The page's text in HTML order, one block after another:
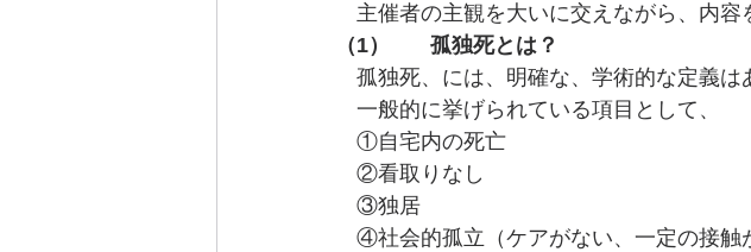
主催者の主観を大いに交えながら、内容
（1）	孤独死とは？
孤独死、には、明確な、学術的な定義は
一般的に挙げられている項目として、
①自宅内の死亡
②看取りなし
③独居
④社会的孤立（ケアがない、一定の接触